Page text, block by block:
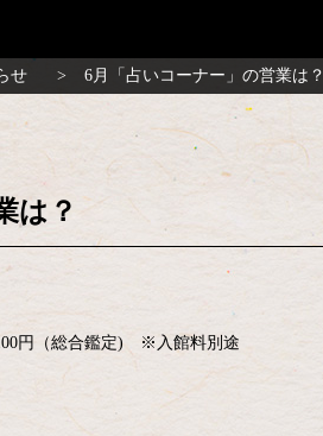
せ 6月「占いコーナー」の営業は？
は？
円（総合鑑定) ※入館料別途